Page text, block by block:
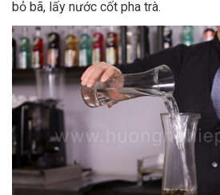
bỏ bã, lấy nước cốt pha trà.